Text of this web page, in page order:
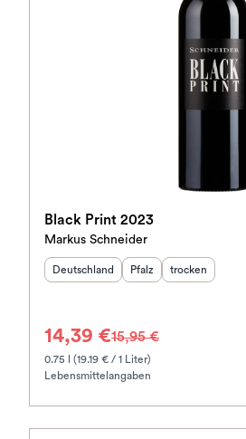
Black Print 2023
Markus Schneider
Herkunftsland
Deutschland Herkunftsregion
Pfalz Geschmack
trocken
14,39 €15,95 €
0.75 l (19.19 € / 1 Liter)
Lebensmittelangaben